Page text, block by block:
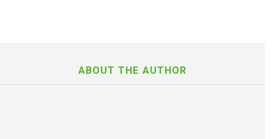
ABOUT THE AUTHOR